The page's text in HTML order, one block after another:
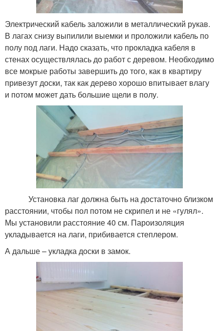
Электрический кабель заложили в металлический рукав.
В лагах снизу выпилили выемки и проложили кабель по
полу под лаги. Надо сказать, что прокладка кабеля в
стенах осуществлялась до работ с деревом. Необходимо
все мокрые работы завершить до того, как в квартиру
привезут доски, так как дерево хорошо впитывает влагу
и потом может дать большие щели в полу.
Установка лаг должна быть на достаточно близком
расстоянии, чтобы пол потом не скрипел и не «гулял».
Мы установили расстояние 40 см. Пароизоляция
укладывается на лаги, прибивается степлером.
А дальше – укладка доски в замок.